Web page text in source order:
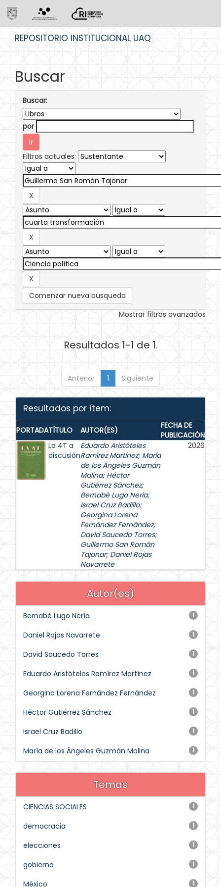
REPOSITORIO INSTITUCIONAL UAQ
Buscar
Buscar:
por
Filtros actuales:
Comenzar nueva busqueda
Mostrar filtros avanzados
Resultados 1-1 de 1.
Anterior 1 Siguiente
Resultados por ítem:
PORTADATÍTULO AUTOR(ES)
FECHA DE
PUBLICACIÓN
La 4T a
discusión
Eduardo Aristóteles
Ramírez Martínez; María
de los Ángeles Guzmán
Molina; Héctor
Gutiérrez Sánchez;
Bernabé Lugo Nería;
Israel Cruz Badillo;
Georgina Lorena
Fernández Fernández;
David Saucedo Torres;
Guillermo San Román
Tajonar; Daniel Rojas
Navarrete
2026
Autor(es)
1
Bernabé Lugo Nería
1
Daniel Rojas Navarrete
1
David Saucedo Torres
1
Eduardo Aristóteles Ramírez Martínez
1
Georgina Lorena Fernández Fernández
1
Héctor Gutiérrez Sánchez
1
Israel Cruz Badillo
1
María de los Ángeles Guzmán Molina
Temas
1
CIENCIAS SOCIALES
1
democracia
1
elecciones
1
gobierno
1
México